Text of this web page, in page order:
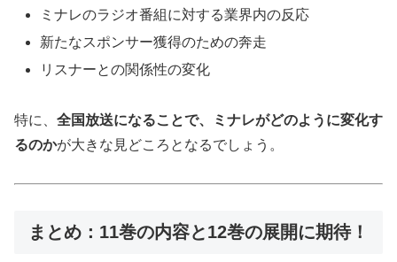
ミナレのラジオ番組に対する業界内の反応
新たなスポンサー獲得のための奔走
リスナーとの関係性の変化
特に、 全国放送になることで、ミナレがどのように変化す
るのかが大きな見どころとなるでしょう。
まとめ：11巻の内容と12巻の展開に期待！